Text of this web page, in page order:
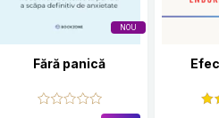
NOU
Fără panică